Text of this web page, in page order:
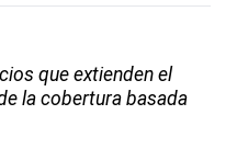
que extienden el
la cobertura basada